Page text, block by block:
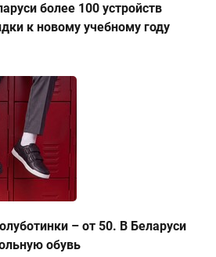
более 100 устройств
к новому учебному году
– от 50. В Беларуси
обувь